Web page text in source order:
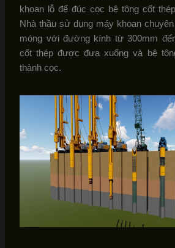
khoan lỗ để đúc cọc bê tông cốt
Nhà thầu sử dụng máy khoan
móng với đường kính từ 300mm
cốt thép được đưa xuống và bê
thành cọc.